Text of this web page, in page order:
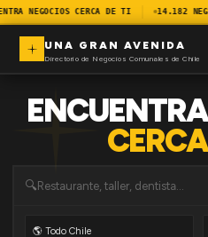
NEGOCIOS CERCA DE TI 14.182
UNA GRAN AVENIDA
Directorio de Negocios Comunales de Chile
🔍